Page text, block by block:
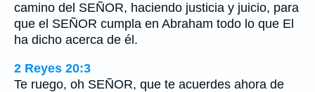
camino del SEÑOR, haciendo justicia y juicio, para
que el SEÑOR cumpla en Abraham todo lo que El
ha dicho acerca de él.
2 Reyes 20:3
Te ruego, oh SEÑOR, que te acuerdes ahora de